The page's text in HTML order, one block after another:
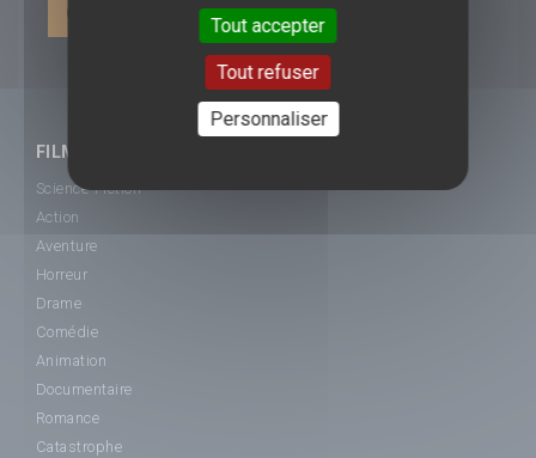
CONNEXION | INSCRIPTION
FILMS
Science-Fiction
Action
Aventure
Horreur
Drame
Comédie
Animation
Documentaire
Romance
Catastrophe
Tout accepter
Tout refuser
Personnaliser